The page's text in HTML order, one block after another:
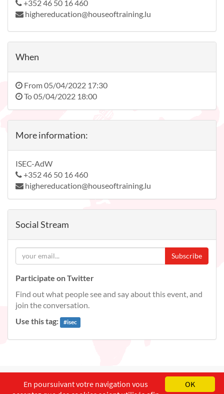
+352 46 50 16 460
highereducation@houseoftraining.lu
When
From05/04/2022 17:30
To05/04/2022 18:00
More information:
ISEC-AdW
+352 46 50 16 460
highereducation@houseoftraining.lu
Social Stream
Subscribe
Participate on Twitter
Find out what people see and say about this event, and
join the conversation.
Use this tag:
#isec
English Français OK
En poursuivant votre navigation vous